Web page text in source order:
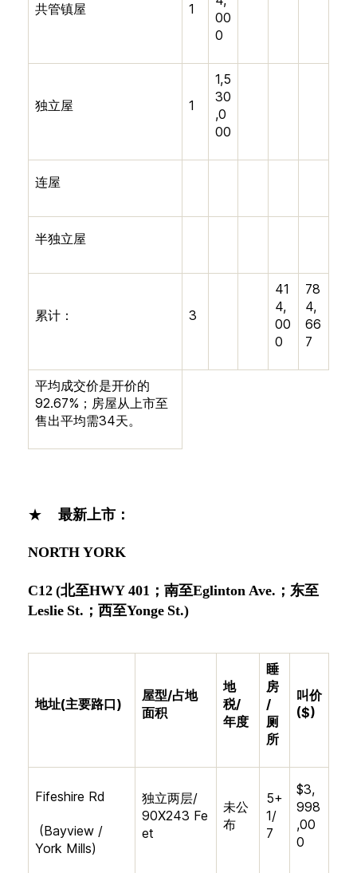
共管镇屋 1
00
0
独立屋 1
1,5
30
,0
00
连屋
半独立屋
累计： 3
41
4,
00
0
78
4,
66
7
平均成交价是开价的
92.67% ；房屋从上市至
售出平均需34天。
★ 最新上市：
NORTH YORK
C12(北至HWY 401 ； 南至Eglinton Ave. ； 东至
Leslie St. ； 西至Yonge St.)
地址(主要路口)
屋型/占地
面积
地
税/
年度
睡
房
/
厕
所
叫价
($)
Fifeshire Rd
(Bayview /
York Mills)
独立两层/
90X243 Fe
et
未公
布
5+
1/
7
$3,
998
,00
0